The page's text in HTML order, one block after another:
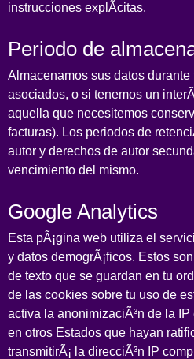
instrucciones explÃ­citas.
Periodo de
Almacenamos sus datos
asociados, o si tenemos un
aquella que necesitemos
facturas). Los periodos de
autor y derechos de autor
vencimiento del mismo.
Google Analytics
Esta pÃ¡gina web utiliza el
y datos demogrÃ¡ficos. Estos
de texto que se guardan en tu
de las cookies sobre tu uso de
activa la anonimizaciÃ³n de la
en otros Estados que hayan
transmitirÃ¡ la direcciÃ³n IP